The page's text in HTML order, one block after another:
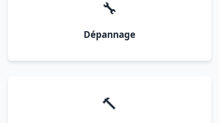
🔧
Dépannage
🔨